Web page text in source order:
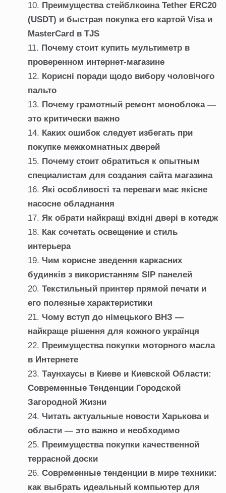
Преимущества стейблкоина Tether ERC20
(USDT) и быстрая покупка его картой Visa и
MasterCard в TJS
Почему стоит купить мультиметр в
проверенном интернет-магазине
Корисні поради щодо вибору чоловічого
пальто
Почему грамотный ремонт моноблока —
это критически важно
Каких ошибок следует избегать при
покупке межкомнатных дверей
Почему стоит обратиться к опытным
специалистам для создания сайта магазина
Які особливості та переваги має якісне
насосне обладнання
Як обрати найкращі вхідні двері в котедж
Как сочетать освещение и стиль
интерьера
Чим корисне зведення каркасних
будинків з використанням SIP панелей
Текстильный принтер прямой печати и
его полезные характеристики
Чому вступ до німецького ВНЗ —
найкраще рішення для кожного українця
Преимущества покупки моторного масла
в Интернете
Таунхаусы в Киеве и Киевской Области:
Современные Тенденции Городской
Загородной Жизни
Читать актуальные новости Харькова и
области — это важно и необходимо
Преимущества покупки качественной
террасной доски
Современные тенденции в мире техники:
как выбрать идеальный компьютер для